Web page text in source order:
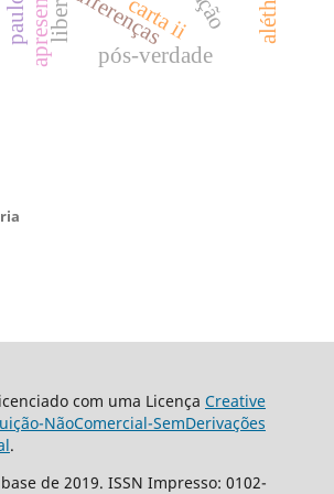
carta ii
diferenças
pós-verdade
com uma Licença Creative
NãoComercial-SemDerivações
.
de 2019. ISSN Impresso: 0102-